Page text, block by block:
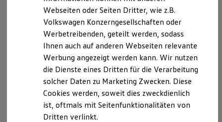
Ladelösungen für Gewerbekunden
Bidirektionales Laden
Förderung & Kosten der Elektrofahrzeuge
Fördermöglichkeiten für Privatkunden
Kostensimulator
Autonomes Fahren
Mehr zum ID. Buzz
California Welt
California Club
California Magazin & Ratgeber
Webseiten oder Seiten Dritter, wie z.B.
Volkswagen Konzerngesellschaften oder
Werbetreibenden, geteilt werden, sodass
Ihnen auch auf anderen Webseiten relevante
Werbung angezeigt werden kann. Wir nutzen
die Dienste eines Dritten für die Verarbeitung
solcher Daten zu Marketing Zwecken. Diese
Cookies werden, soweit dies zweckdienlich
ist, oftmals mit Seitenfunktionalitäten von
Dritten verlinkt.